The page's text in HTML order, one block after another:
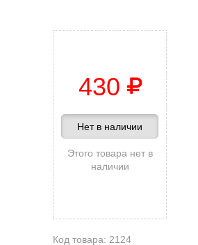
430
Нет в наличии
Этого товара нет в
наличии
Код товара: 2124